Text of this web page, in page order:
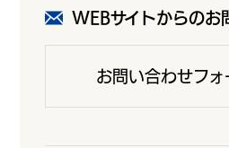
WEBサイトからのお
お問い合わせフォ